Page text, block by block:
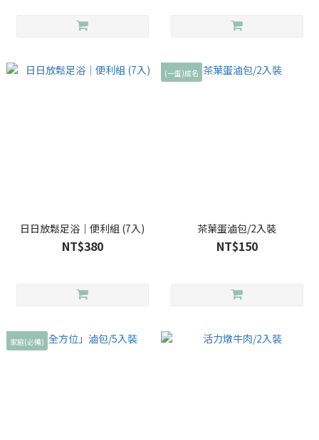
日日放鬆足浴｜便利組 (7入)
NT$380
(一蛋)成名
茶葉蛋滷包/2入裝
NT$150
家庭(必備)